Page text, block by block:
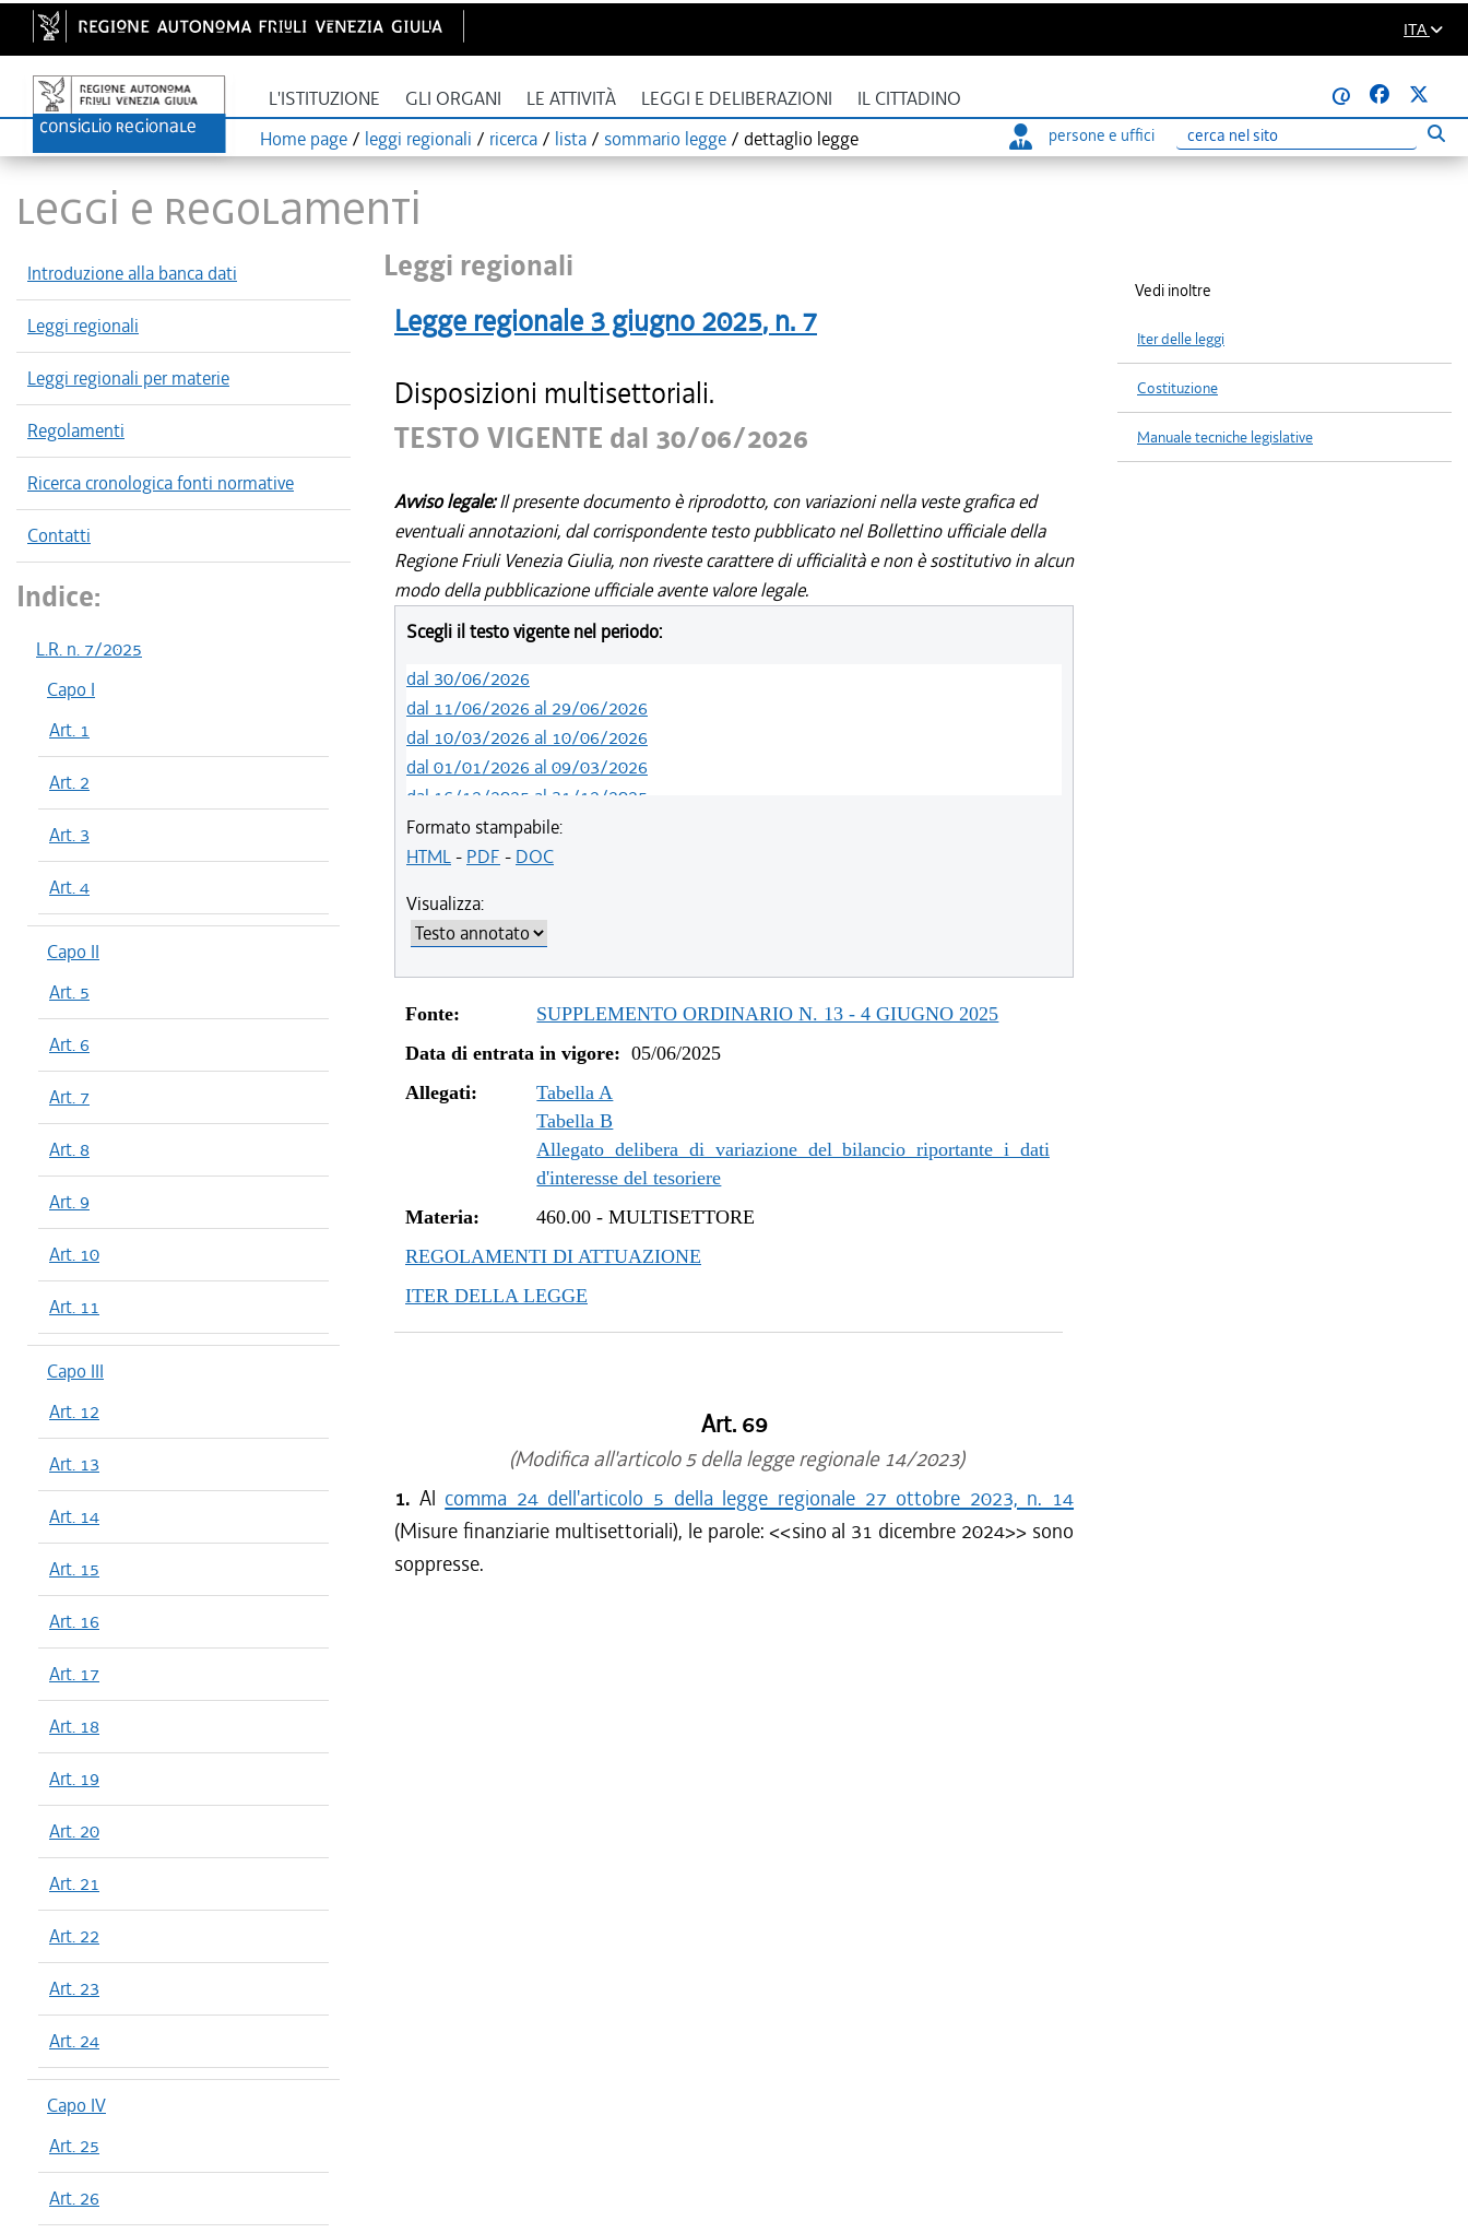
ITA
L'ISTITUZIONE GLI ORGANI LE ATTIVITÀ LEGGI E DELIBERAZIONI IL CITTADINO
@
Home page / leggi regionali / ricerca / lista / sommario legge / dettaglio legge persone e uffici
Ricerca
LEGGI E REGOLAMENTI
Introduzione alla banca dati
Leggi regionali
Leggi regionali per materie
Regolamenti
Ricerca cronologica fonti normative
Contatti
Indice:
L.R. n. 7/2025
Capo I
Art. 1
Art. 2
Art. 3
Art. 4
Capo II
Art. 5
Art. 6
Art. 7
Art. 8
Art. 9
Art. 10
Art. 11
Capo III
Art. 12
Art. 13
Art. 14
Art. 15
Art. 16
Art. 17
Art. 18
Art. 19
Art. 20
Art. 21
Art. 22
Art. 23
Art. 24
Capo IV
Art. 25
Art. 26
Leggi regionali
Legge regionale 3 giugno 2025, n. 7
Disposizioni multisettoriali.
TESTO VIGENTE dal 30/06/2026
Avviso legale:Il presente documento è riprodotto, con variazioni nella veste grafica ed
eventuali annotazioni, dal corrispondente testo pubblicato nel Bollettino ufficiale della
Regione Friuli Venezia Giulia, non riveste carattere di ufficialità e non è sostitutivo in alcun
modo della pubblicazione ufficiale avente valore legale.
Scegli il testo vigente nel periodo:
dal 30/06/2026
dal 11/06/2026 al 29/06/2026
dal 10/03/2026 al 10/06/2026
dal 01/01/2026 al 09/03/2026
dal 16/12/2025 al 31/12/2025
dal 05/06/2025 al 15/12/2025
Formato stampabile:
HTML- PDF - DOC
Visualizza:
Fonte:
SUPPLEMENTO ORDINARIO N. 13 - 4 GIUGNO 2025
Data di entrata in vigore: 05/06/2025
Allegati:
Tabella A
Tabella B
Allegato delibera di variazione del bilancio riportante i dati
d'interesse del tesoriere
Materia:
460.00 -MULTISETTORE
REGOLAMENTI DI ATTUAZIONE
ITER DELLA LEGGE
Art. 69
(Modifica all'articolo 5 della legge regionale 14/2023)
1. Al comma 24 dell'articolo 5 della legge regionale 27 ottobre 2023, n. 14
(Misure finanziarie multisettoriali), le parole: <<sino al 31 dicembre 2024>> sono
soppresse.
Vedi inoltre
Iter delle leggi
Costituzione
Manuale tecniche legislative